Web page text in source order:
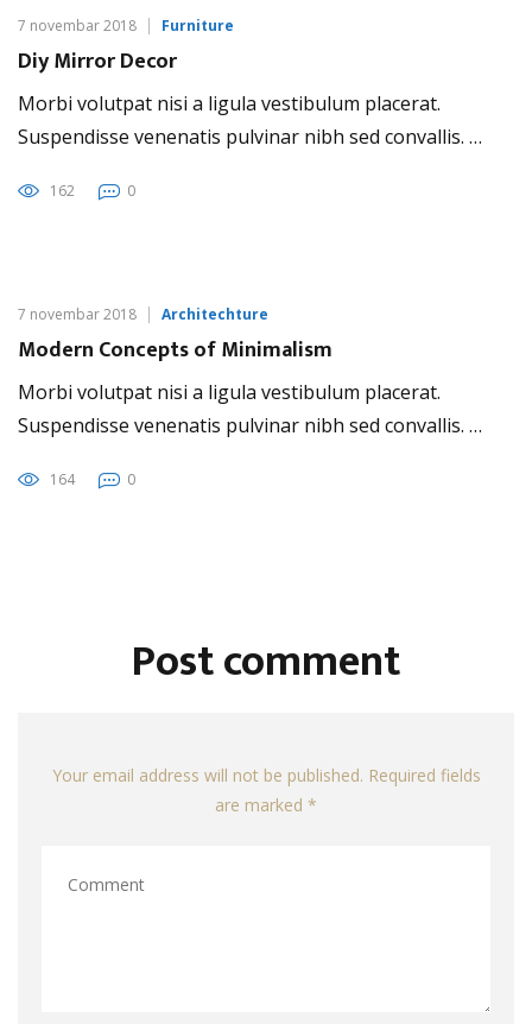
7 novembar 2018 Furniture
Diy Mirror Decor
Morbi volutpat nisi a ligula vestibulum placerat.
Suspendisse venenatis pulvinar nibh sed convallis. …
162 0
7 novembar 2018 Architechture
Modern Concepts of Minimalism
Morbi volutpat nisi a ligula vestibulum placerat.
Suspendisse venenatis pulvinar nibh sed convallis. …
164 0
Post comment
Your email address will not be published. Required fields
are marked *